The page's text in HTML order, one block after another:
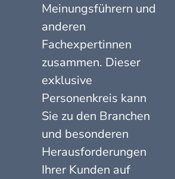
Meinungsführern und
anderen
Fachexpertinnen
zusammen. Dieser
exklusive
Personenkreis kann
Sie zu den Branchen
und besonderen
Herausforderungen
Ihrer Kunden auf